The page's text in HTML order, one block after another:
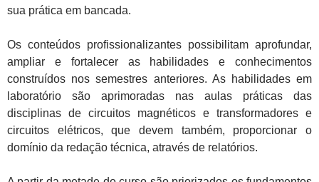
sua prática em bancada.
Os conteúdos profissionalizantes possibilitam aprofundar,
ampliar e fortalecer as habilidades e conhecimentos
construídos nos semestres anteriores. As habilidades em
laboratório são aprimoradas nas aulas práticas das
disciplinas de circuitos magnéticos e transformadores e
circuitos elétricos, que devem também, proporcionar o
domínio da redação técnica, através de relatórios.